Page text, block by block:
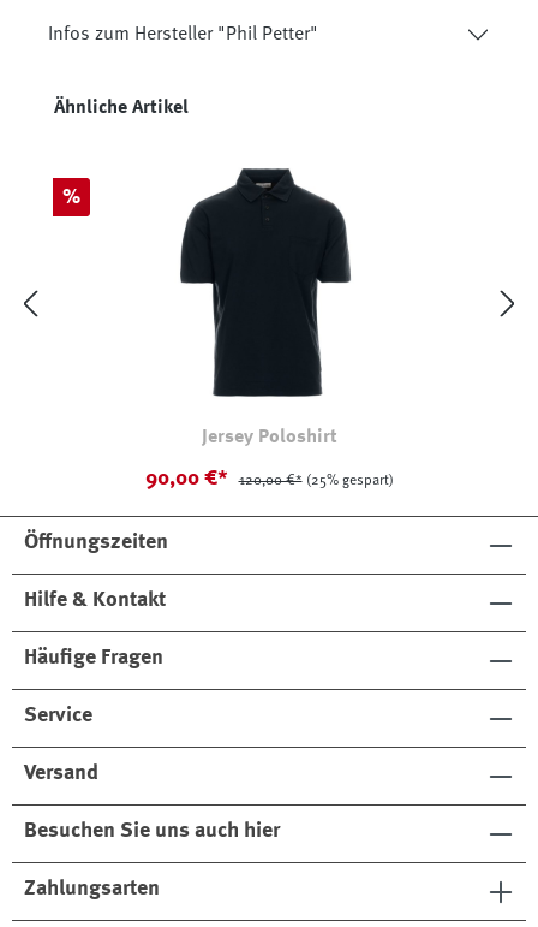
Infos zum Hersteller "Phil Petter"
Produktgalerie überspringen
Ähnliche Artikel
Rabatt
%
Jersey Poloshirt
90,00 €* 120,00 €* (25% gespart)
Öffnungszeiten
Hilfe & Kontakt
Häufige Fragen
Service
Versand
Besuchen Sie uns auch hier
Zahlungsarten